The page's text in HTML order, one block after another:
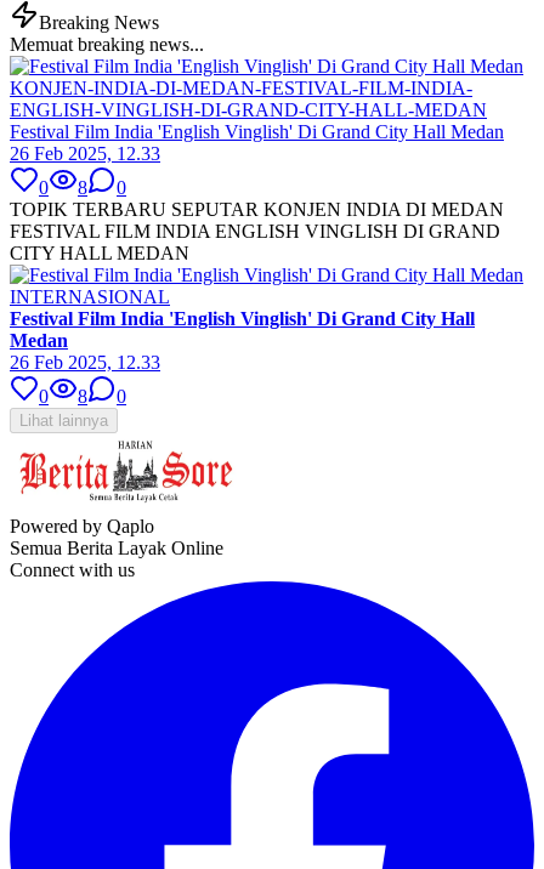
Breaking News
Memuat breaking news...
KONJEN-INDIA-DI-MEDAN-FESTIVAL-FILM-INDIA-
ENGLISH-VINGLISH-DI-GRAND-CITY-HALL-MEDAN
Festival Film India 'English Vinglish' Di Grand City Hall Medan
26 Feb 2025, 12.33
0
8
0
TOPIK TERBARU SEPUTAR KONJEN INDIA DI MEDAN
FESTIVAL FILM INDIA ENGLISH VINGLISH DI GRAND
CITY HALL MEDAN
INTERNASIONAL
Festival Film India 'English Vinglish' Di Grand City Hall
Medan
26 Feb 2025, 12.33
0
8 0
Lihat lainnya
Powered by Qaplo
Semua Berita Layak Online
Connect with us